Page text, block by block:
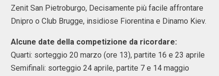
Zenit San Pietroburgo, Decisamente più facile affrontare
Dnipro o Club Brugge, insidiose Fiorentina e Dinamo Kiev.
Alcune date della competizione da ricordare:
Quarti: sorteggio 20 marzo (ore 13), partite 16 e 23 aprile
Semifinali: sorteggio 24 aprile, partite 7 e 14 maggio